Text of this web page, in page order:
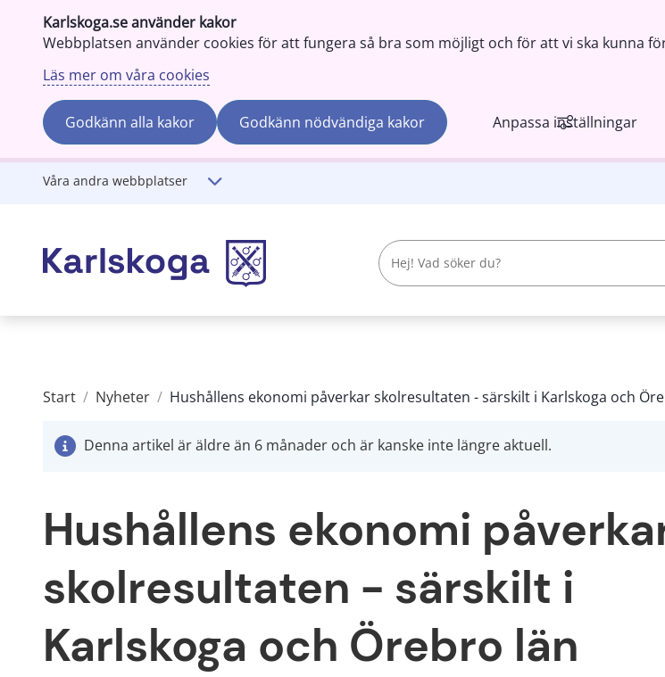
Karlskoga.se använder kakor
Webbplatsen använder cookies för att fungera så bra som möjligt och för att vi ska kunna
Läs mer om våra cookies
Godkänn alla kakor Godkänn nödvändiga kakor Anpassa inställningar
Gå till innehåll
Våra andra webbplatser
Start / Nyheter / Hushållens ekonomi påverkar skolresultaten - särskilt i Karlskoga och
Denna artikel är äldre än 6 månader och är kanske inte längre aktuell.
Hushållens ekonomi
skolresultaten - särskilt i
Karlskoga och Örebro län